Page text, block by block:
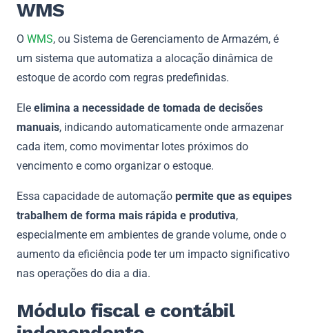
WMS
O WMS, ou Sistema de Gerenciamento de Armazém, é
um sistema que automatiza a alocação dinâmica de
estoque de acordo com regras predefinidas.
Ele elimina a necessidade de tomada de decisões
manuais, indicando automaticamente onde armazenar
cada item, como movimentar lotes próximos do
vencimento e como organizar o estoque.
Essa capacidade de automação permite que as equipes
trabalhem de forma mais rápida e produtiva,
especialmente em ambientes de grande volume, onde o
aumento da eficiência pode ter um impacto significativo
nas operações do dia a dia.
Módulo fiscal e contábil